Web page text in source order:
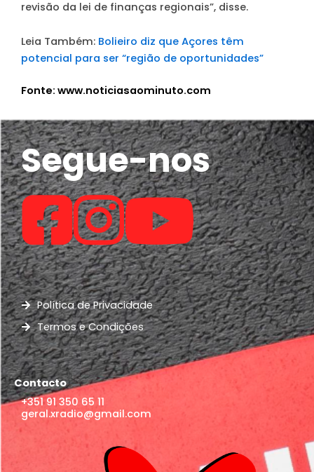
revisão da lei de finanças regionais”, disse.
Leia Também: Bolieiro diz que Açores têm
potencial para ser “região de oportunidades”
Fonte: www.noticiasaominuto.com
Segue-nos
Política de Privacidade
Termos e Condições
Contacto
+351 91 350 65 11
geral.xradio@gmail.com